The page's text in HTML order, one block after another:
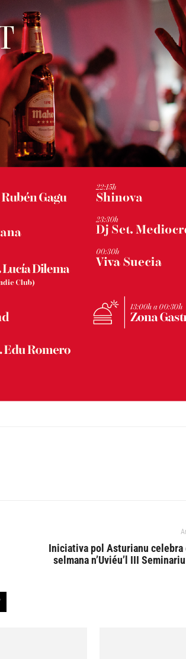
Iniciativa pol Asturianu
selmana n’Uviéu’l III